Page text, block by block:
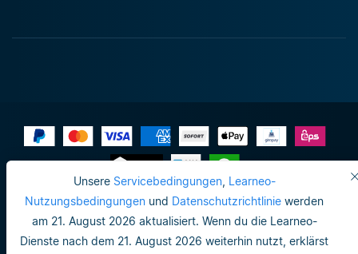
Unsere Servicebedingungen, Learneo-
Nutzungsbedingungen und Datenschutzrichtlinie werden
am 21. August 2026 aktualisiert. Wenn du die Learneo-
Dienste nach dem 21. August 2026 weiterhin nutzt, erklärst
Impressum
Datenschutzrichtlinie